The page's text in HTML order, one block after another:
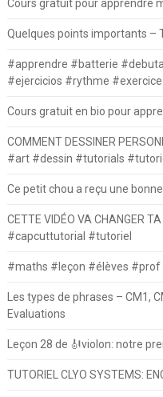
Cours gratuit pour apprendre
Quelques points importants –
#apprendre #batterie
#ejercicios #rythme
Cours gratuit en bio pour
COMMENT DESSINER
#art #dessin #tutorials
Ce petit chou a reçu une
CETTE VIDÉO VA CHANGER
#capcuttutorial #tutoriel
#maths #leçon #élèves
Les types de phrases – CM1,
Evaluations
Leçon 28 de 🎻violon: notre
TUTORIEL CLYO SYSTEMS: